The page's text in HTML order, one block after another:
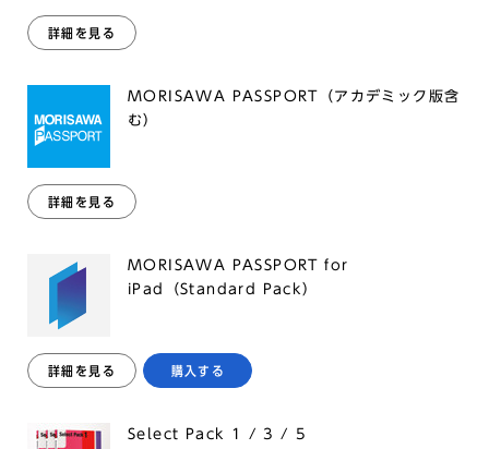
詳細を見る
MORISAWA PASSPORT（アカデミック版含
む）
詳細を見る
MORISAWA PASSPORT for
iPad（Standard Pack）
詳細を見る 購入する
Select Pack 1 / 3 / 5